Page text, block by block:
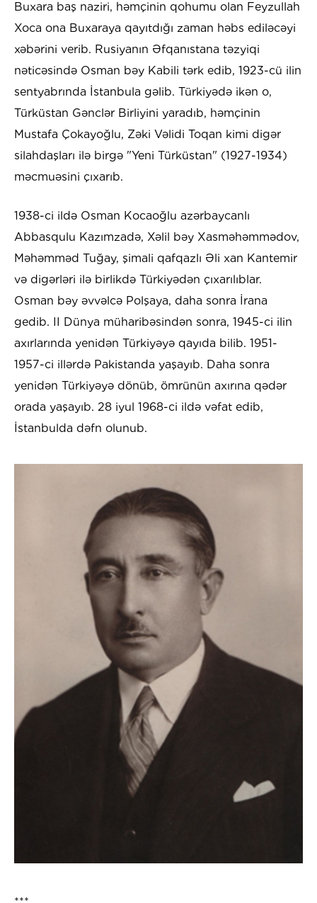
Buxara baş naziri, həmçinin qohumu olan Feyzullah
Xoca ona Buxaraya qayıtdığı zaman həbs ediləcəyi
xəbərini verib. Rusiyanın Əfqanıstana təzyiqi
nəticəsində Osman bəy Kabili tərk edib, 1923-cü ilin
sentyabrında İstanbula gəlib. Türkiyədə ikən o,
Türküstan Gənclər Birliyini yaradıb, həmçinin
Mustafa Çokayoğlu, Zəki Vəlidi Toqan kimi digər
silahdaşları ilə birgə "Yeni Türküstan" (1927-1934)
məcmuəsini çıxarıb.
1938-ci ildə Osman Kocaoğlu azərbaycanlı
Abbasqulu Kazımzadə, Xəlil bəy Xasməhəmmədov,
Məhəmməd Tuğay, şimali qafqazlı Əli xan Kantemir
və digərləri ilə birlikdə Türkiyədən çıxarılıblar.
Osman bəy əvvəlcə Polşaya, daha sonra İrana
gedib. II Dünya müharibəsindən sonra, 1945-ci ilin
axırlarında yenidən Türkiyəyə qayıda bilib. 1951-
1957-ci illərdə Pakistanda yaşayıb. Daha sonra
yenidən Türkiyəyə dönüb, ömrünün axırına qədər
orada yaşayıb. 28 iyul 1968-ci ildə vəfat edib,
İstanbulda dəfn olunub.